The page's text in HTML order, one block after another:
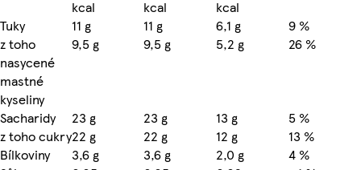
kcal kcal
kcal
Tuky
11 g 11 g 6,1 g
9 %
z toho
nasycené
mastné
kyseliny
9,5 g 9,5 g 5,2 g 26 %
Sacharidy 23 g 23 g 13 g
5 %
z toho cukry22 g 22 g 12 g
13 %
Bílkoviny
3,6 g 3,6 g 2,0 g
4 %